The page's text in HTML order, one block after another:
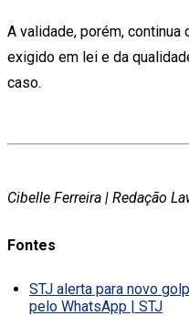
A validade, porém,
exigido em lei e da
caso.
Cibelle Ferreira | Redação
Fontes
STJ alerta para novo
pelo WhatsApp | STJ